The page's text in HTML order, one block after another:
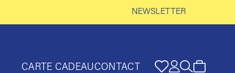
NEWSLETTER
CARTE CADEAUCONTACT